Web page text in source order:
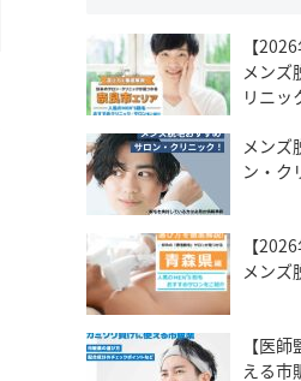
【
メンズ
リニッ
メンズ
ン・ク
【
メンズ
【医
える市